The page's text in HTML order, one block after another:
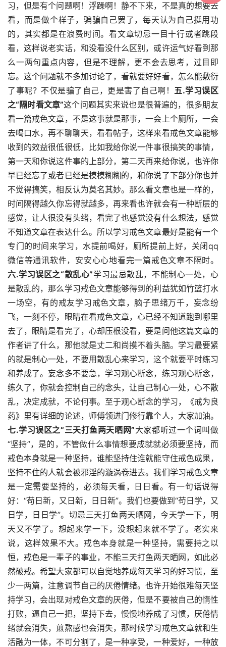
习，但是有个问题啊！浮躁啊！静不下来，不是真的想要去
看，而是做个样子，骗骗自己罢了，每天认为自己挺用功
的，其实都是在浪费时间。看文章切忌一目十行或者跳段
看，这样说老实话，和没看没什么区别，或许运气好看到那
么一两句重点内容，但是不理解，更不会去思考，过目即
忘。这个问题就不多加讨论了，看就要好好看，怎么能敷衍
了事呢？不仅是骗了自己，更是害了自己啊！ 五.学习误区
之“隔时看文章”这个问题其实来说也是很普遍的，很多朋友
看一篇戒色文章，不是这事就是那事，一会上个厕所，一会
去喝口水，再不聊聊天，看看帖子，这样来看戒色文章能够
收到的效益很低很低，比如我给你说一件事很搞笑的事情，
第一天和你说这件事的上部分，第二天再来给你说，也许你
早已经忘了或者已经是模模糊糊的，和你说了下部分你也并
不觉得搞笑，相反认为莫名其妙。那么看文章也是一样的，
时间隔得越久你忘得就越多，再来看也许就会有一种断层的
感觉，让人很没有头绪，看完了也感觉没有什么想法，感觉
不知道文章在表达什么。所以学习戒色文章最好是能有一个
专门的时间来学习，水提前喝好，厕所提前上好，关闭qq
微信等通讯软件，安安心心地看完一篇戒色文章不隔时。
六.学习误区之“散乱心”学习最忌散乱，不能制心一处，心
是散乱的，那么学习戒色文章能够得到的利益犹如竹篮打水
一场空，有的戒友学习戒色文章，脑子思绪万千，妄念纷
飞，一刻不停，眼睛在看戒色文章，心已经不知道跑到哪里
去了，眼睛是看完了，心却压根没看，要是问他这篇文章的
作者讲了什么，那他就是丈二和尚摸不着头脑。学习最要紧
的就是制心一处，不要用散乱心来学习，这个就要平时练习
和养成了。妄念多不要急，学习观心断念，练习观心断念，
练久了，你就会控制自己的念头，让自己制心一处，心不散
乱，决定成就，不论何事。至于观心断念的学习，《戒为良
药》里有详细的论述，师傅领进门修行靠个人，大家加油。
七.学习误区之“三天打鱼两天晒网”大家都听过一个词叫做
“坚持”，是的，不管做什么事情想要成就就必须要坚持，而
戒色本身就是一种坚持，谁能坚持住谁就能守住戒色成果，
坚持不住的人就会被邪淫的漩涡卷进去。我们学习戒色文章
是一定需要坚持的，必须每天看，日日看。有一句话说得
好：“苟日新，又日新，日日新”。我们也要做到“苟日学，又
日学，日日学”。切忌三天打鱼两天晒网，今天学一下，明
天又不学了。想起来学一下，没想起来就不学了。老实来
说，这样效果不大。戒色本身就是一种坚持，需要持之以
恒，戒色是一辈子的事业，不能三天打鱼两天晒网，如此必
然破戒。希望大家都可以自觉地养成每天学习的好习惯，至
少一两篇，注意调节自己的厌倦情绪。也许开始很难每天坚
持学习，会出现对戒色文章的厌倦，但是不要被自己的惰性
打败，逼自己一把，坚持下去，慢慢地养成了习惯，厌倦情
绪就会消失，煎熬感也会消失，那时候学习戒色文章就和生
活融为一体，不可分割了，是一种享受，一种爱好，一种放